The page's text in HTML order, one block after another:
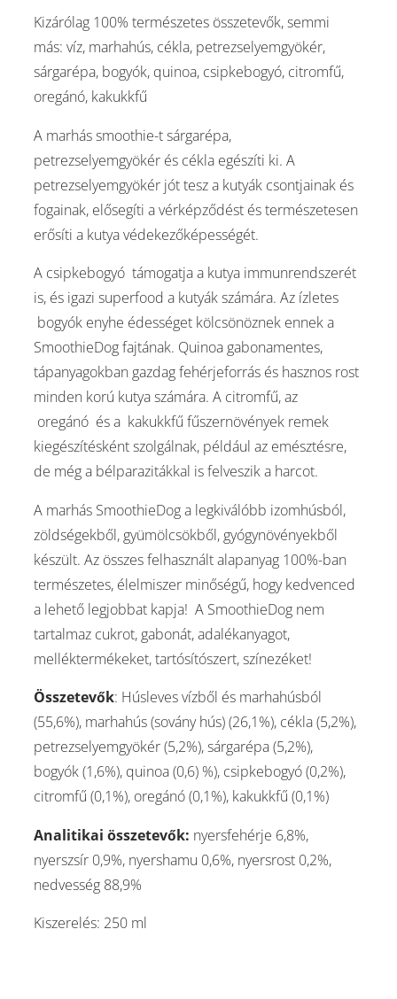
Kizárólag 100% természetes összetevők, semmi
más: víz, marhahús, cékla, petrezselyemgyökér,
sárgarépa, bogyók, quinoa, csipkebogyó, citromfű,
oregánó, kakukkfű
A marhás smoothie-t sárgarépa,
petrezselyemgyökér és cékla egészíti ki. A
petrezselyemgyökér jót tesz a kutyák csontjainak és
fogainak, elősegíti a vérképződést és természetesen
erősíti a kutya védekezőképességét.
A csipkebogyó támogatja a kutya immunrendszerét
is, és igazi superfood a kutyák számára. Az ízletes
bogyók enyhe édességet kölcsönöznek ennek a
SmoothieDog fajtának. Quinoa gabonamentes,
tápanyagokban gazdag fehérjeforrás és hasznos rost
minden korú kutya számára. A citromfű, az
oregánó és a kakukkfű fűszernövények remek
kiegészítésként szolgálnak, például az emésztésre,
de még a bélparazitákkal is felveszik a harcot.
A marhás SmoothieDog a legkiválóbb izomhúsból,
zöldségekből, gyümölcsökből, gyógynövényekből
készült. Az összes felhasznált alapanyag 100%-ban
természetes, élelmiszer minőségű, hogy kedvenced
a lehető legjobbat kapja! A SmoothieDog nem
tartalmaz cukrot, gabonát, adalékanyagot,
melléktermékeket, tartósítószert, színezéket!
Összetevők: Húsleves vízből és marhahúsból
(55,6%), marhahús (sovány hús) (26,1%), cékla (5,2%),
petrezselyemgyökér (5,2%), sárgarépa (5,2%),
bogyók (1,6%), quinoa (0,6) %), csipkebogyó (0,2%),
citromfű (0,1%), oregánó (0,1%), kakukkfű (0,1%)
Analitikai összetevők: nyersfehérje 6,8%,
nyerszsír 0,9%, nyershamu 0,6%, nyersrost 0,2%,
nedvesség 88,9%
Kiszerelés: 250 ml